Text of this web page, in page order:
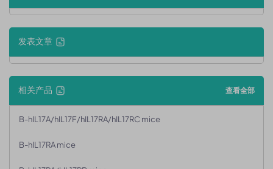
发表文章
相关产品 查看全部
B-hIL17A/hIL17F/hIL17RA/hIL17RC mice
B-hIL17RA mice